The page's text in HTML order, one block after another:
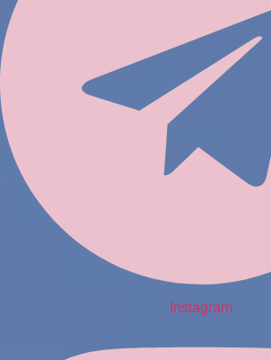
Instagram